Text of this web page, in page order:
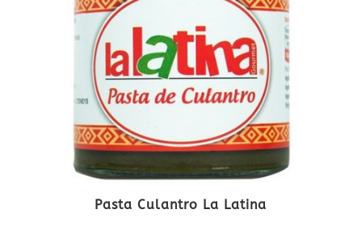
Pasta Culantro La Latina